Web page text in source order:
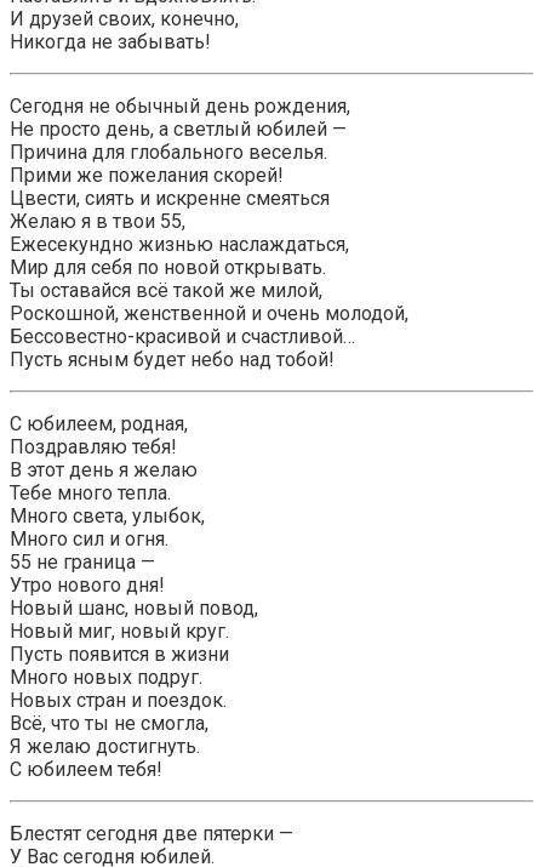
И друзей своих, конечно,
Никогда не забывать!
Сегодня не обычный день рождения,
Не просто день, а светлый юбилей —
Причина для глобального веселья.
Прими же пожелания скорей!
Цвести, сиять и искренне смеяться
Желаю я в твои 55,
Ежесекундно жизнью наслаждаться,
Мир для себя по новой открывать.
Ты оставайся всё такой же милой,
Роскошной, женственной и очень молодой,
Бессовестно-красивой и счастливой…
Пусть ясным будет небо над тобой!
С юбилеем, родная,
Поздравляю тебя!
В этот день я желаю
Тебе много тепла.
Много света, улыбок,
Много сил и огня.
55 не граница —
Утро нового дня!
Новый шанс, новый повод,
Новый миг, новый круг.
Пусть появится в жизни
Много новых подруг.
Новых стран и поездок.
Всё, что ты не смогла,
Я желаю достигнуть.
С юбилеем тебя!
Блестят сегодня две пятерки —
У Вас сегодня юбилей.